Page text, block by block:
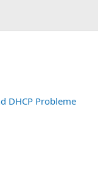
DHCP Probleme